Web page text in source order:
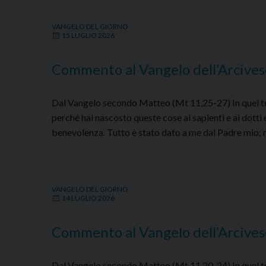
VANGELO DEL GIORNO
15 LUGLIO 2026
Commento al Vangelo
Dal Vangelo secondo Matteo (Mt 11,25-27) In quel
perché hai nascosto queste cose ai sapienti e ai
benevolenza. Tutto è stato dato a me dal Padre
VANGELO DEL GIORNO
14 LUGLIO 2026
Commento al Vangelo